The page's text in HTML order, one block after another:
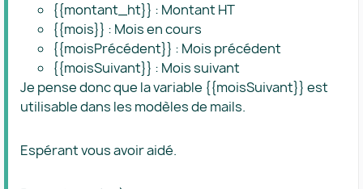
{{montant_ht}} : Montant HT
{{mois}} : Mois en cours
{{moisPrécédent}} : Mois précédent
{{moisSuivant}} : Mois suivant
Je pense donc que la variable {{moisSuivant}} est
utilisable dans les modèles de mails.
Espérant vous avoir aidé.